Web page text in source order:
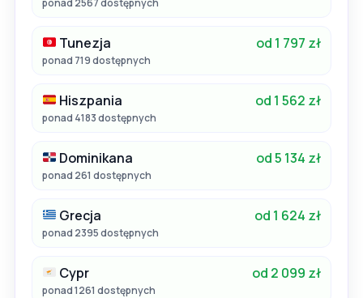
Tunezja od 1 797 zł
ponad 719 dostępnych
Hiszpania od 1 562 zł
ponad 4183 dostępnych
Dominikana od 5 134 zł
ponad 261 dostępnych
Grecja od 1 624 zł
ponad 2395 dostępnych
Cypr od 2 099 zł
ponad 1261 dostępnych